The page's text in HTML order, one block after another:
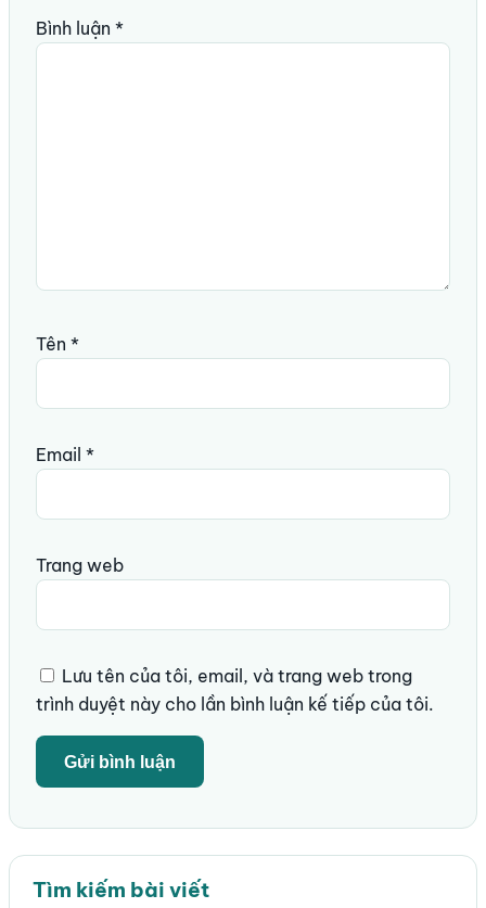
Bình luận *
Tên *
Email *
Trang web
Lưu tên của tôi, email, và trang web trong
trình duyệt này cho lần bình luận kế tiếp của tôi.
Tìm kiếm bài viết